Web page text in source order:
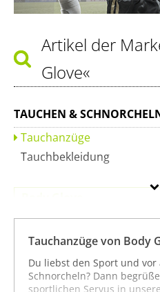
Artikel der
Glove«
TAUCHEN &
Tauchanzüge
Tauchbekleidung
Farbe
Tauchanzüge von Body
Du liebst den Sport und vor
Schnorcheln? Dann
sportlichen Servus in